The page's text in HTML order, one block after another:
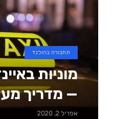
תחבורה בהולנד
מוניות
— מדריך
אפריל 2, 2020